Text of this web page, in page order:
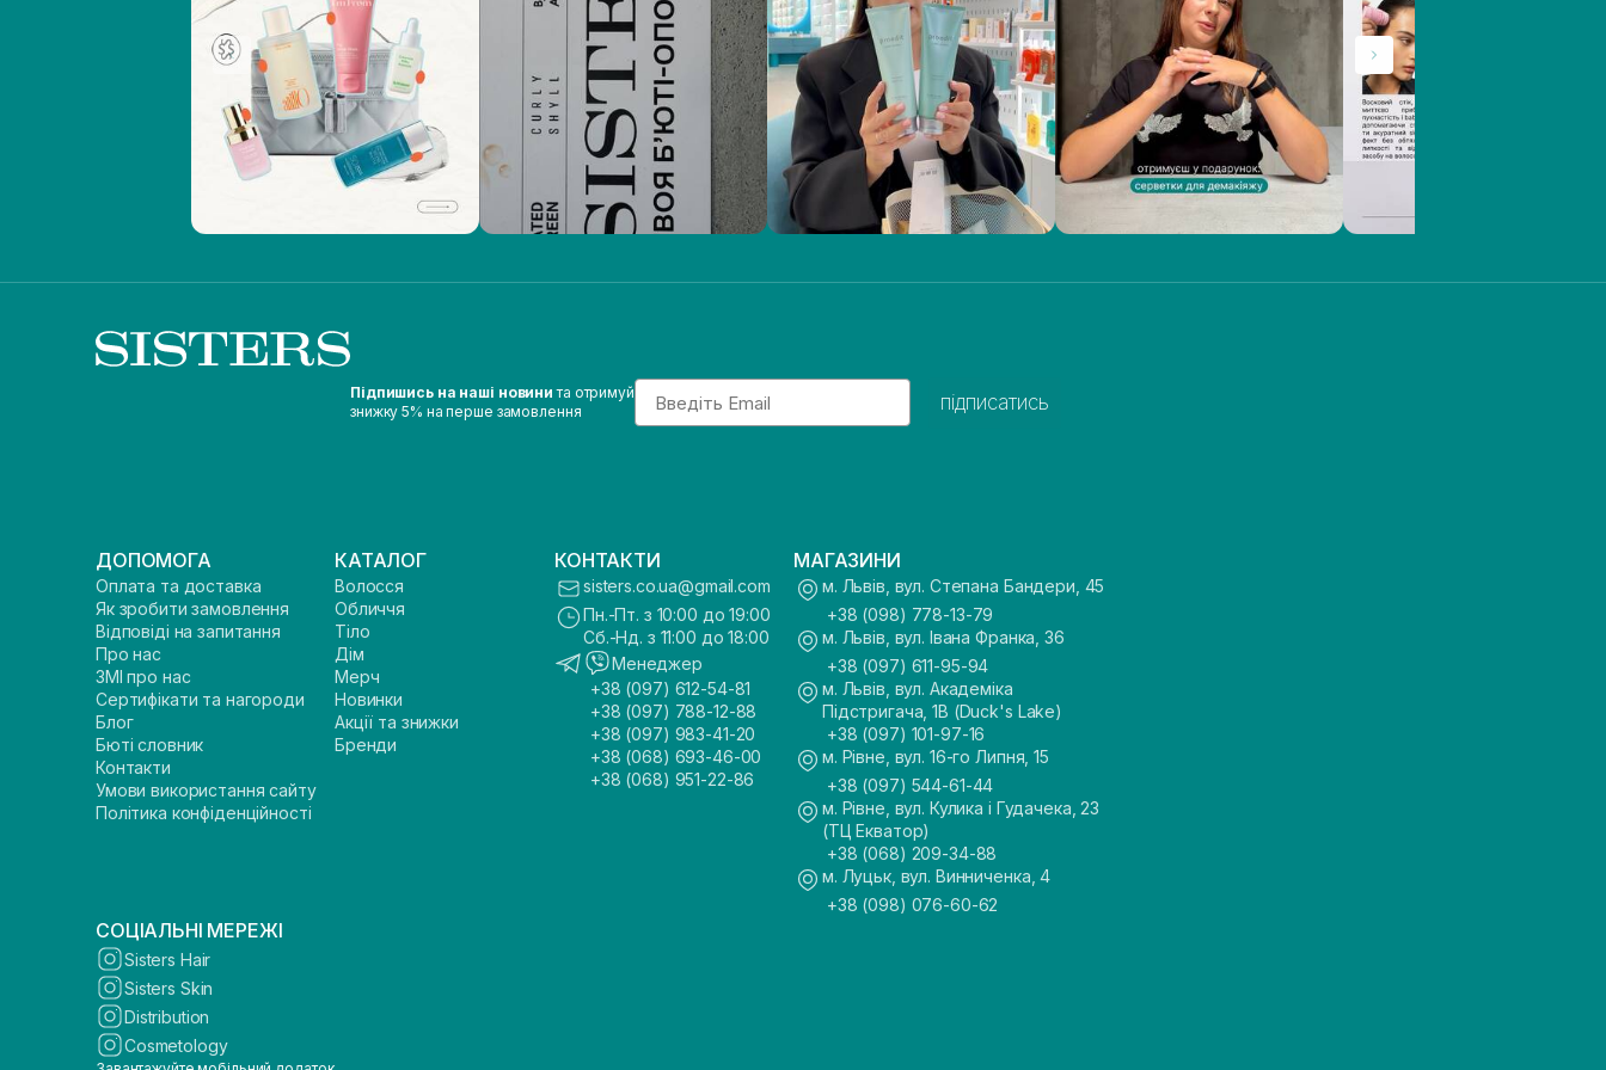
Підпишись на наші новини та отримуй
знижку 5% на перше замовлення
Email
підписатись
ДОПОМОГА
Оплата та доставка
Як зробити замовлення
Відповіді на запитання
Про нас
ЗМІ про нас
Сертифікати та нагороди
Блог
Бюті словник
Контакти
Умови використання сайту
Політика конфіденційності
КАТАЛОГ
Волосся
Обличчя
Тіло
Дім
Мерч
Новинки
Акції та знижки
Бренди
КОНТАКТИ
sisters.co.ua@gmail.com
Пн.-Пт. з 10:00 до 19:00
Сб.-Нд. з 11:00 до 18:00
Менеджер
+38 (097) 612-54-81
+38 (097) 788-12-88
+38 (097) 983-41-20
+38 (068) 693-46-00
+38 (068) 951-22-86
МАГАЗИНИ
м. Львів, вул. Степана Бандери, 45
+38 (098) 778-13-79
м. Львів, вул. Івана Франка, 36
+38 (097) 611-95-94
м. Львів, вул. Академіка
Підстригача, 1В (Duck's Lake)
+38 (097) 101-97-16
м. Рівне, вул. 16-го Липня, 15
+38 (097) 544-61-44
м. Рівне, вул. Кулика і Гудачека, 23
(ТЦ Екватор)
+38 (068) 209-34-88
м. Луцьк, вул. Винниченка, 4
+38 (098) 076-60-62
СОЦІАЛЬНІ МЕРЕЖІ
Sisters Hair
Sisters Skin
Distribution
Cosmetology